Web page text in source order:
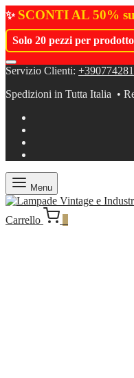
✨ SCONTI AL 50%
Solo 20 pezzi per
Servizio Clienti:
Spedizioni in Tutta Italia •
Menu
Carrello